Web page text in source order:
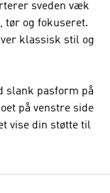
sveden væk
tør og fokuseret.
klassisk stil og
slank pasform på
på venstre side
vise din støtte til